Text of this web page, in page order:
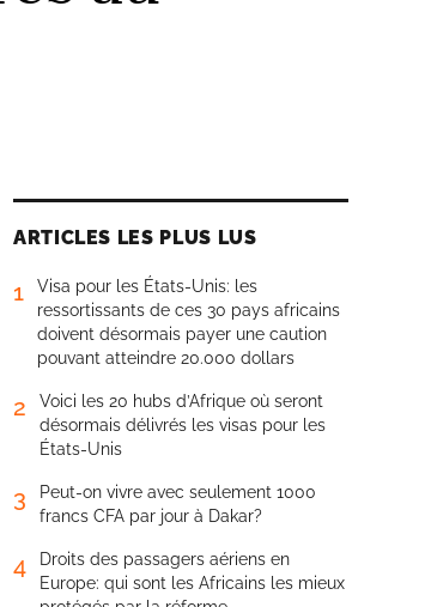
ARTICLES LES PLUS LUS
1
Visa pour les États-Unis: les
ressortissants de ces 30 pays africains
doivent désormais payer une caution
pouvant atteindre 20.000 dollars
2
Voici les 20 hubs d’Afrique où seront
désormais délivrés les visas pour les
États-Unis
3
Peut-on vivre avec seulement 1000
francs CFA par jour à Dakar?
4
Droits des passagers aériens en
Europe: qui sont les Africains les mieux